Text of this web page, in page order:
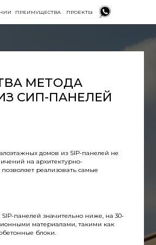
ПРЕИМУЩЕСТВА ПРОЕКТЫ
МЕТОДА
СИП-ПАНЕЛЕЙ
домов из SIP-панелей не
на архитектурно-
реализовать самые
SIP-панелей значительно ниже, на 30-
материалами, такими как
блоки.